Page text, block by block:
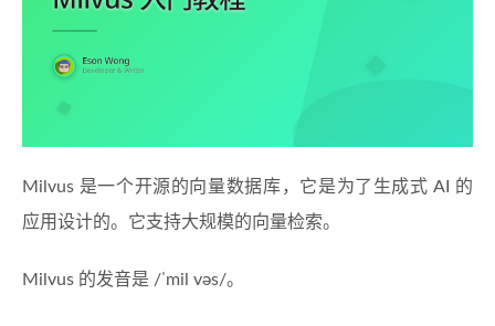
Milvus 是一个开源的向量数据库，它是为了生成式 AI 的
应用设计的。它支持大规模的向量检索。
Milvus 的发音是 /ˈmil vəs/。